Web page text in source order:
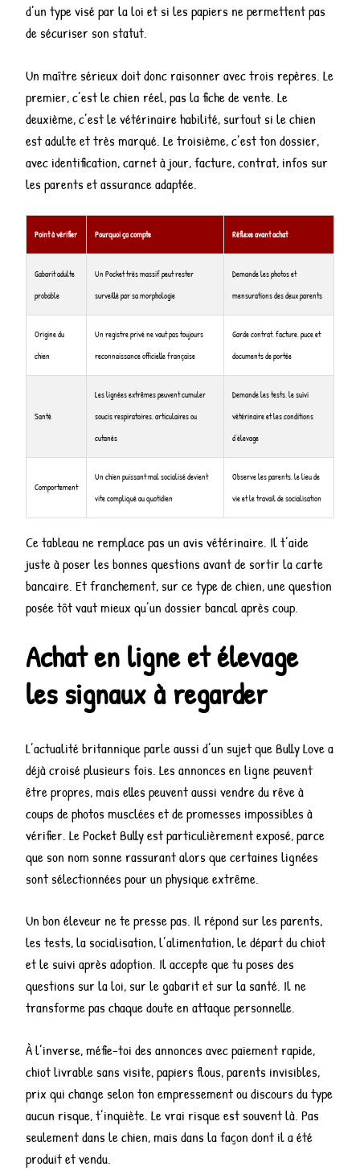
d’un type visé par la loi et si les papiers ne permettent pas
de sécuriser son statut.
Un maître sérieux doit donc raisonner avec trois repères. Le
premier, c’est le chien réel, pas la fiche de vente. Le
deuxième, c’est le vétérinaire habilité, surtout si le chien
est adulte et très marqué. Le troisième, c’est ton dossier,
avec identification, carnet à jour, facture, contrat, infos sur
les parents et assurance adaptée.
Point à vérifier Pourquoi ça compte Réflexe avant achat
Gabarit adulte
probable
Un Pocket très massif peut rester
surveillé par sa morphologie
Demande les photos et
mensurations des deux parents
Origine du
chien
Un registre privé ne vaut pas toujours
reconnaissance officielle française
Garde contrat, facture, puce et
documents de portée
Santé
Les lignées extrêmes peuvent cumuler
soucis respiratoires, articulaires ou
cutanés
Demande les tests, le suivi
vétérinaire et les conditions
d’élevage
Comportement
Un chien puissant mal socialisé devient
vite compliqué au quotidien
Observe les parents, le lieu de
vie et le travail de socialisation
Ce tableau ne remplace pas un avis vétérinaire. Il t’aide
juste à poser les bonnes questions avant de sortir la carte
bancaire. Et franchement, sur ce type de chien, une question
posée tôt vaut mieux qu’un dossier bancal après coup.
Achat en ligne et élevage
les signaux à regarder
L’actualité britannique parle aussi d’un sujet que Bully Love a
déjà croisé plusieurs fois. Les annonces en ligne peuvent
être propres, mais elles peuvent aussi vendre du rêve à
coups de photos musclées et de promesses impossibles à
vérifier. Le Pocket Bully est particulièrement exposé, parce
que son nom sonne rassurant alors que certaines lignées
sont sélectionnées pour un physique extrême.
Un bon éleveur ne te presse pas. Il répond sur les parents,
les tests, la socialisation, l’alimentation, le départ du chiot
et le suivi après adoption. Il accepte que tu poses des
questions sur la loi, sur le gabarit et sur la santé. Il ne
transforme pas chaque doute en attaque personnelle.
À l’inverse, méfie-toi des annonces avec paiement rapide,
chiot livrable sans visite, papiers flous, parents invisibles,
prix qui change selon ton empressement ou discours du type
aucun risque, t’inquiète. Le vrai risque est souvent là. Pas
seulement dans le chien, mais dans la façon dont il a été
produit et vendu.